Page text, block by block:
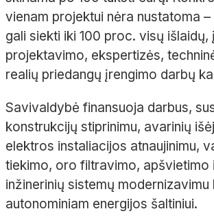
vienam projektui nėra nustatoma
gali siekti iki 100 proc. visų išlaidų,
projektavimo, ekspertizės,
realių priedangų įrengimo darbų
Savivaldybė finansuoja darbus,
konstrukcijų stiprinimu, avarinių
elektros instaliacijos atnaujinimu,
tiekimo, oro filtravimo, apšvietimo
inžinerinių sistemų modernizavimu
autonominiam energijos šaltiniui.